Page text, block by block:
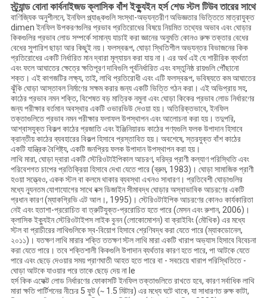
স্ট্র্যান্ড বোনা কার্বনাইজড ক্লাসিক বাঁশ ইক্যুইন হর্স শেড স্টল টিউব তারের সাথে
বাণিজ্যিক অনুশীলনে, ইনফিল প্ল্যাঙ্কগুলি সংস্থা-অভ্যন্তরীণ অভিজ্ঞতার ভিত্তিতে মাত্রাযুক্ত
dimen ইনফিল উপকরণগুলির প্রভাব প্রতিরোধের বিষয়ে নিয়মিত তথ্যের অভাব এবং ঘোড়ার
কিকগুলির প্রভাব লোড সম্পর্কে সামান্য যাচাই করা জ্ঞানের অনুমতি কোনও রুক্ষ তক্তার বেধের
বেধের সুপারিশ ছাড়া আর কিছুই নয়। ফলস্বরূপ, ঘোড়া স্থিতিশীল অভ্যন্তর বিভাজনের কিক
প্রতিরোধের একটি নির্ধারিত মান দ্বারা মূল্যায়ন করা যায় না। এর অর্থ এই যে শারীরিক ব্যর্থতা
এবং ফলে আঘাতের ক্ষেত্রে ক্ষতিপূরণ দাবিগুলি পূর্বনির্ধারিত এবং বস্তুনিষ্ঠ রায়গুলি পৌঁছানো
শক্ত। এই কাগজটির লক্ষ্য, তাই, লাথি প্রতিরোধী এবং এটি ফলস্বরূপ, ভবিষ্যতে কম আঘাতের
ঝুঁকি ঘোড়া আস্তাবল নির্মাণের সক্ষম করার জন্য একটি ভিত্তি গঠন করা। এই অভিপ্রায় সহ,
কাঠের প্রভাব নমন শক্তি, বিশেষত বড় মাত্রিক নমুনা এবং ঘোড়া কিকের প্রভাব লোড নির্ধারণের
জন্য পরীক্ষার বর্তমান অবস্থার একটি ওভারভিউ দেওয়া হয়। অতিরিক্তভাবে, ইনফিল
তক্তাগুলিতে প্রভাব নমন পরীক্ষার ফলাফল উপস্থাপন এবং আলোচনা করা হয়। তদুপরি,
আশ্বাসযুক্ত বিকল্প কাঠের প্রজাতি এবং ইঞ্জিনিয়ারড কাঠের পণ্যগুলি ফলক উপাদান হিসাবে
ক্রান্তীয় কাঠের ব্যবহারের বিকল্প হিসাবে প্রস্তাবিত হয়। অবশেষে, স্তরযুক্ত বাঁশ কাঠের
একটি যান্ত্রিক বৈশিষ্ট্য, একটি জনপ্রিয় ফলক উপাদান উপস্থাপন করা হয়।
লাথি মারা, ঘোড়া দ্বারা একটি স্টেরিওটাইপিকাল আচরণ, দরিদ্র প্রাণী কল্যাণ পরিস্থিতি এবং
পরিবেশগত চাপের প্রতিক্রিয়া হিসাবে দেখা যেতে পারে (ব্রুম, 1983)। ঘোড়া সামাজিক প্রাণী
হওয়া সত্ত্বেও, একক স্টল বা কলমে থাকার ব্যবস্থা এখনও সাধারণ। প্রতিবেশী ঘোড়াগুলির
মধ্যে ন্যূনতম যোগাযোগের সাথে বক্স ডিজাইন সীমাবদ্ধ ঘোড়ার অস্বাভাবিক আচরণের একটি
প্রধান কারণ (ম্যাকগ্রিভি এট আল।, 1995)। স্টেরিওটাইপিক আচরণের কোনও কার্যকারিতা
নেই এবং হতাশা-প্ররোচিত বা ত্রুটিযুক্ত-প্ররোচিত হতে পারে (মেসন এবং রুশান, 2006)।
ক্লাসিক ইক্যুইন স্টেরিওটাইপস লাইক বুনন (লোকোমোশন) বা ক্রাইবিং (মৌখিক) এর মধ্যে
স্টল বা প্রাচীরের লাথিগুলিকে স্ব-বিয়োগ হিসাবে শ্রেণিবদ্ধ করা যেতে পারে (ম্যাকডোনেল,
২০১১)। যতক্ষণ লাথি মারার শক্তি ততক্ষণ স্টল লাথি মারা একটি খারাপ অভ্যাস হিসাবে বিবেচনা
করা যেতে পারে। তবে শক্তিশালী কিকগুলি উপাদান ব্যর্থতার কারণ হতে পারে, পা আটকে যেতে
পারে এবং ছেড়ে দেওয়ার সময় প্রাণঘাতী আহত হতে পারে বা - সবচেয়ে খারাপ পরিস্থিতিতে -
ঘোড়া আটকে যাওয়ার পরে তাকে ছেড়ে দেয় না le
হর্স কিক এফেক্ট লোড নির্ধারণের ফোকাসটি ইনফিল তক্তাগুলিতে রাখতে হবে, কারণ সর্বাধিক লাথি
মারা ক্ষতি পার্টিশনের নীচের 5 ফুট (∼ 1.5 মিটার) এর মধ্যে ঘটে থাকে, যা সাধারণত রুক্ষ কাটা,